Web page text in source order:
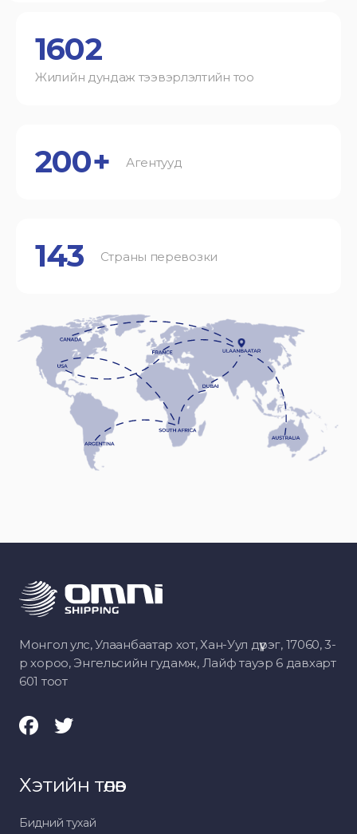
1602
Жилийн дундаж тээвэрлэлтийн тоо
200+ Агентууд
143 Страны перевозки
Монгол улс, Улаанбаатар хот, Хан-Уул дүүрэг, 17060, 3-
р хороо, Энгельсийн гудамж, Лайф тауэр 6 давхарт
601 тоот
Хэтийн төлөв
Бидний тухай